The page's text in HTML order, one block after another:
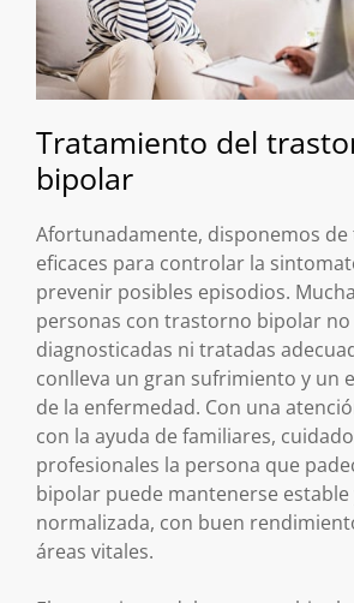
Tratamiento del
bipolar
Afortunadamente, disponemos
eficaces para controlar la
prevenir posibles episodios.
personas con trastorno bipolar no
diagnosticadas ni tratadas
conlleva un gran sufrimiento y un
de la enfermedad. Con una
con la ayuda de familiares,
profesionales la persona que
bipolar puede mantenerse estable
normalizada, con buen
áreas vitales.